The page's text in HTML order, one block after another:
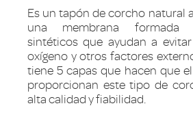
Es un tapón de corcho natural
una membrana formada
sintéticos que ayudan a
oxígeno y otros factores
tiene 5 capas que hacen que
proporcionan este tipo de
alta calidad y fiabilidad.